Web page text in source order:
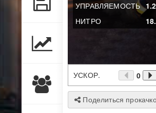
УПРАВЛЯЕМОСТЬ
НИТРО
УСКОР. 0
Поделиться